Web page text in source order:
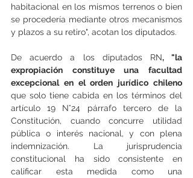
habitacional en los mismos terrenos o bien
se procedería mediante otros mecanismos
y plazos a su retiro", acotan los diputados.
De acuerdo a los diputados RN, "la
expropiación constituye una facultad
excepcional en el orden jurídico chileno
que solo tiene cabida en los términos del
artículo 19 N°24 párrafo tercero de la
Constitución, cuando concurre utilidad
pública o interés nacional, y con plena
indemnización. La jurisprudencia
constitucional ha sido consistente en
calificar esta medida como una